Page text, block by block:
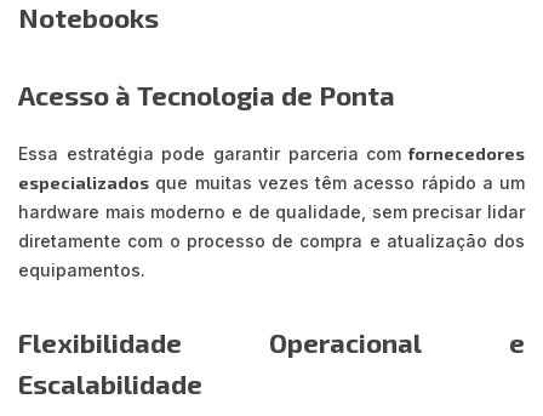
Notebooks
Acesso à Tecnologia de Ponta
Essa estratégia pode garantir parceria com fornecedores
especializados que muitas vezes têm acesso rápido a um
hardware mais moderno e de qualidade, sem precisar lidar
diretamente com o processo de compra e atualização dos
equipamentos.
Flexibilidade Operacional e
Escalabilidade